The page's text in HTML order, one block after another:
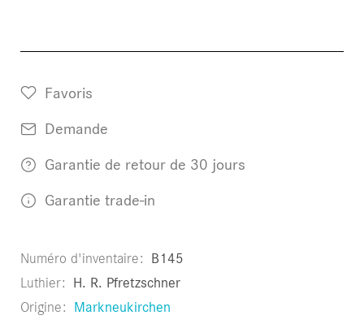
Favoris
Demande
Garantie de retour de 30 jours
Garantie trade-in
Numéro d'inventaire B145
Luthier H. R. Pfretzschner
Origine Markneukirchen